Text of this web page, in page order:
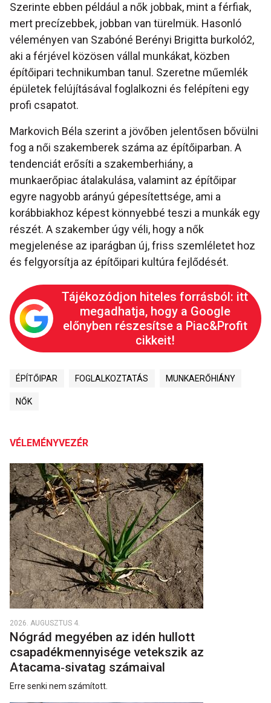
Szerinte ebben például a nők jobbak, mint a férfiak,
mert precízebbek, jobban van türelmük. Hasonló
véleményen van Szabóné Berényi Brigitta burkoló2,
aki a férjével közösen vállal munkákat, közben
építőipari technikumban tanul. Szeretne műemlék
épületek felújításával foglalkozni és felépíteni egy
profi csapatot.
Markovich Béla szerint a jövőben jelentősen bővülni
fog a női szakemberek száma az építőiparban. A
tendenciát erősíti a szakemberhiány, a
munkaerőpiac átalakulása, valamint az építőipar
egyre nagyobb arányú gépesítettsége, ami a
korábbiakhoz képest könnyebbé teszi a munkák egy
részét. A szakember úgy véli, hogy a nők
megjelenése az iparágban új, friss szemléletet hoz
és felgyorsítja az építőipari kultúra fejlődését.
Tájékozódjon hiteles forrásból: itt
megadhatja, hogy a Google
előnyben részesítse a Piac&Profit
cikkeit!
ÉPÍTŐIPAR FOGLALKOZTATÁS MUNKAERŐHIÁNY
NŐK
VÉLEMÉNYVEZÉR
2026. AUGUSZTUS 4.
Nógrád megyében az idén hullott
csapadékmennyisége vetekszik az
Atacama‑sivatag számaival
Erre senki nem számított.